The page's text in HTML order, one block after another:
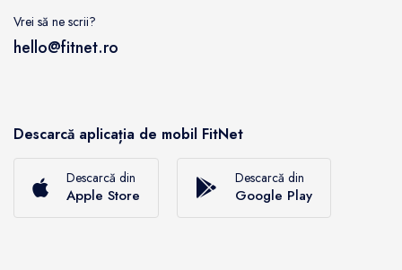
Vrei să ne scrii?
hello@fitnet.ro
Descarcă aplicația de mobil FitNet
Descarcă din
Apple Store
Descarcă din
Google Play